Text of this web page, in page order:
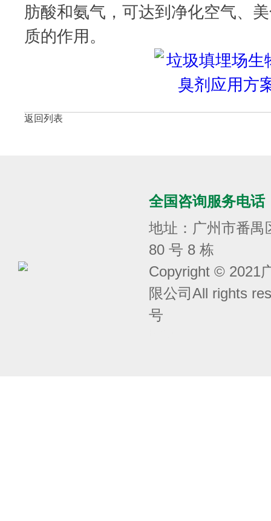
肪酸和氨气，可达到净化空气、
质的作用。
返回列表
全国咨询服务电话
地址：广州市番禺
80 号 8 栋
Copyright © 2021
限公司All rights
号